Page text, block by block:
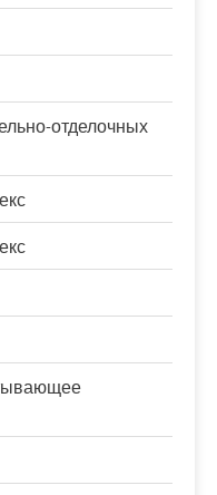
отделочных